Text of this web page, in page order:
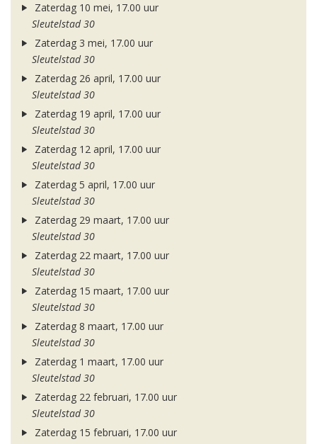
Zaterdag 10 mei, 17.00 uur
Sleutelstad 30
Zaterdag 3 mei, 17.00 uur
Sleutelstad 30
Zaterdag 26 april, 17.00 uur
Sleutelstad 30
Zaterdag 19 april, 17.00 uur
Sleutelstad 30
Zaterdag 12 april, 17.00 uur
Sleutelstad 30
Zaterdag 5 april, 17.00 uur
Sleutelstad 30
Zaterdag 29 maart, 17.00 uur
Sleutelstad 30
Zaterdag 22 maart, 17.00 uur
Sleutelstad 30
Zaterdag 15 maart, 17.00 uur
Sleutelstad 30
Zaterdag 8 maart, 17.00 uur
Sleutelstad 30
Zaterdag 1 maart, 17.00 uur
Sleutelstad 30
Zaterdag 22 februari, 17.00 uur
Sleutelstad 30
Zaterdag 15 februari, 17.00 uur